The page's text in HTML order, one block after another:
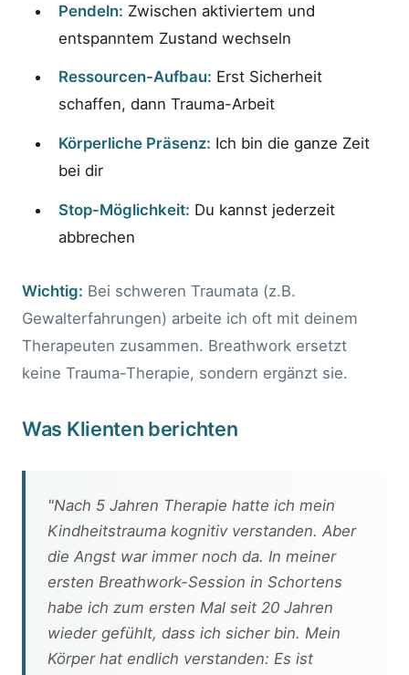
Pendeln: Zwischen aktiviertem und
entspanntem Zustand wechseln
Ressourcen-Aufbau: Erst Sicherheit
schaffen, dann Trauma-Arbeit
Körperliche Präsenz: Ich bin die ganze Zeit
bei dir
Stop-Möglichkeit: Du kannst jederzeit
abbrechen
Wichtig: Bei schweren Traumata (z.B.
Gewalterfahrungen) arbeite ich oft mit deinem
Therapeuten zusammen. Breathwork ersetzt
keine Trauma-Therapie, sondern ergänzt sie.
Was Klienten berichten
"Nach 5 Jahren Therapie hatte ich mein
Kindheitstrauma kognitiv verstanden. Aber
die Angst war immer noch da. In meiner
ersten Breathwork-Session in Schortens
habe ich zum ersten Mal seit 20 Jahren
wieder gefühlt, dass ich sicher bin. Mein
Körper hat endlich verstanden: Es ist